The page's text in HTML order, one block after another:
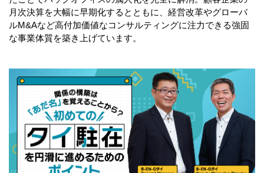
月次決算を大幅に早期化するとともに、経営改革やグローバ
ルM&Aなど高付加価値なコンサルティングに注力できる強固
な事業体質を築き上げています。